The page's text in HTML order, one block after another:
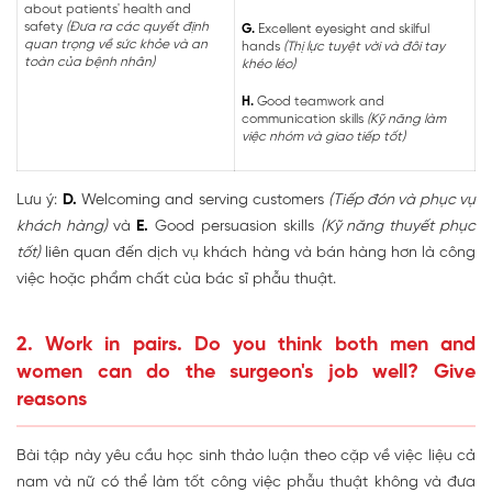
about patients' health and
safety (Đưa ra các quyết định
quan trọng về sức khỏe và an
toàn của bệnh nhân)
G. Excellent eyesight and skilful
hands (Thị lực tuyệt vời và đôi tay
khéo léo)
H. Good teamwork and
communication skills (Kỹ năng làm
việc nhóm và giao tiếp tốt)
Lưu ý: D. Welcoming and serving customers (Tiếp đón và phục vụ
khách hàng) và E. Good persuasion skills (Kỹ năng thuyết phục
tốt)liên quan đến dịch vụ khách hàng và bán hàng hơn là công
việc hoặc phẩm chất của bác sĩ phẫu thuật.
2. Work in pairs. Do you think both men and
women can do the surgeon's job well? Give
reasons
Bài tập này yêu cầu học sinh thảo luận theo cặp về việc liệu cả
nam và nữ có thể làm tốt công việc phẫu thuật không và đưa